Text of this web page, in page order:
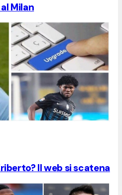
Milan
Il web si scatena